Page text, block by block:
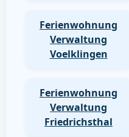
Ferienwohnung
Verwaltung
Voelklingen
Ferienwohnung
Verwaltung
Friedrichsthal